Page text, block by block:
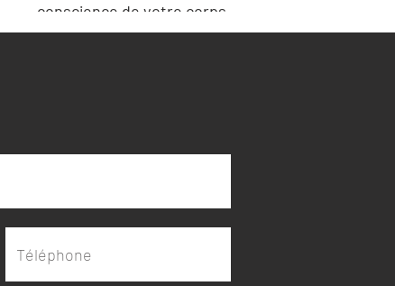
conscience de votre corps
pour surmonter le stress et